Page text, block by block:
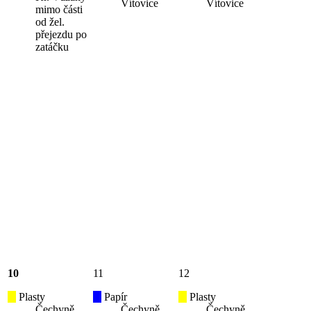
mimo části
od žel.
přejezdu po
zatáčku
Vítovice Vítovice
10
Plasty
11
Papír
12
Plasty